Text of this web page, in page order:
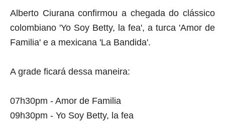
Alberto Ciurana confirmou a chegada do clássico
colombiano 'Yo Soy Betty, la fea', a turca 'Amor de
Familia' e a mexicana 'La Bandida'.
A grade ficará dessa maneira:
07h30pm - Amor de Familia
09h30pm - Yo Soy Betty, la fea